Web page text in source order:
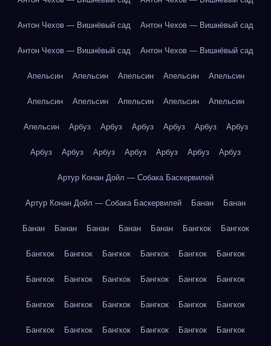
Антон Чехов — Вишнёвый сад Антон Чехов — Вишнёвый сад
Антон Чехов — Вишнёвый сад Антон Чехов — Вишнёвый сад
Апельсин Апельсин Апельсин Апельсин Апельсин
Апельсин Апельсин Апельсин Апельсин Апельсин
Апельсин Арбуз Арбуз Арбуз Арбуз Арбуз Арбуз
Арбуз Арбуз Арбуз Арбуз Арбуз Арбуз Арбуз
Артур Конан Дойл — Собака Баскервилей
Артур Конан Дойл — Собака Баскервилей Банан Банан
Банан Банан Банан Банан Банан Бангкок Бангкок
Бангкок Бангкок Бангкок Бангкок Бангкок Бангкок
Бангкок Бангкок Бангкок Бангкок Бангкок Бангкок
Бангкок Бангкок Бангкок Бангкок Бангкок Бангкок
Бангкок Бангкок Бангкок Бангкок Бангкок Бангкок